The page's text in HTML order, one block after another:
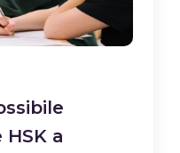
a